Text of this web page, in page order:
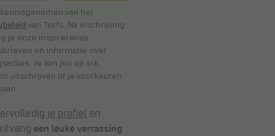
van het
van Torfs. Na inschrijving
je onze inspirerende
en informatie over
Je kan jou op elk
uitschrijven of je voorkeuren
je profiel en
een leuke verrassing